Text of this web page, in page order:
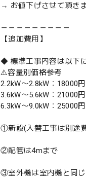
→ お値下げさせて頂き
－－－－－－－－－
【追加費用】
◆ 標準工事内容は以下
⚠️容量別価格参考
2.2kW〜2.8kW：18000円
3.6kW〜5.6kW：21000円
6.3kW〜9.0kW：25000円
①新設(入替工事は別途
②配管は4mまで
③室外機は室内機と同